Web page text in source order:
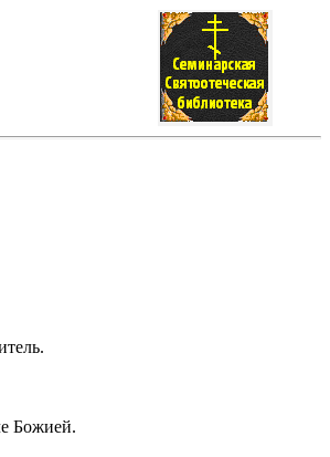
Божией.